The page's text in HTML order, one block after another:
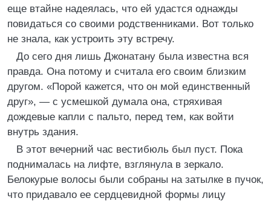
еще втайне надеялась, что ей удастся однажды
повидаться со своими родственниками. Вот только
не знала, как устроить эту встречу.
До сего дня лишь Джонатану была известна вся
правда. Она потому и считала его своим близким
другом. «Порой кажется, что он мой единственный
друг», — с усмешкой думала она, стряхивая
дождевые капли с пальто, перед тем, как войти
внутрь здания.
В этот вечерний час вестибюль был пуст. Пока
поднималась на лифте, взглянула в зеркало.
Белокурые волосы были собраны на затылке в пучок,
что придавало ее сердцевидной формы лицу